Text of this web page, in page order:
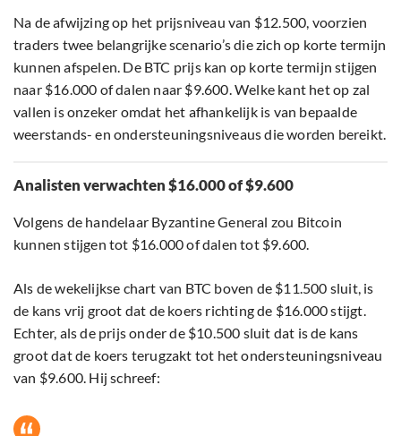
Na de afwijzing op het prijsniveau van $12.500, voorzien
traders twee belangrijke scenario’s die zich op korte termijn
kunnen afspelen. De BTC prijs kan op korte termijn stijgen
naar $16.000 of dalen naar $9.600. Welke kant het op zal
vallen is onzeker omdat het afhankelijk is van bepaalde
weerstands- en ondersteuningsniveaus die worden bereikt.
Analisten verwachten $16.000 of $9.600
Volgens de handelaar Byzantine General zou Bitcoin
kunnen stijgen tot $16.000 of dalen tot $9.600.
Als de wekelijkse chart van BTC boven de $11.500 sluit, is
de kans vrij groot dat de koers richting de $16.000 stijgt.
Echter, als de prijs onder de $10.500 sluit dat is de kans
groot dat de koers terugzakt tot het ondersteuningsniveau
van $9.600. Hij schreef: